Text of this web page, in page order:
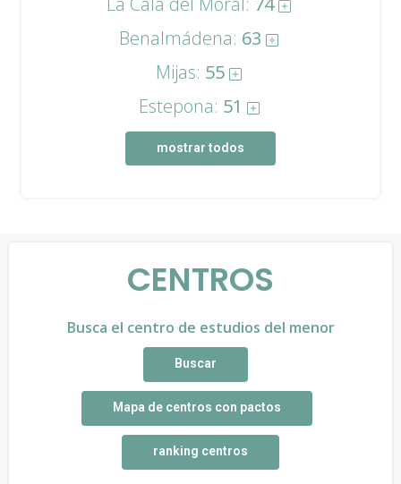
Benalmádena: 63
Mijas: 55
Estepona: 51
mostrar todos
CENTROS
Busca el centro de estudios del menor
Buscar
Mapa de centros con pactos
ranking centros